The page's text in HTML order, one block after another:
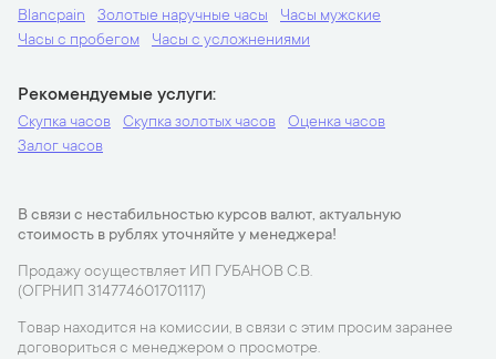
Blancpain Золотые наручные часы
Часы мужские
Часы с пробегом
Часы с усложнениями
Рекомендуемые услуги
Скупка часов Скупка золотых часов
Оценка часов
Залог часов
В связи с нестабильностью курсов валют, актуальную
стоимость в рублях уточняйте у менеджера!
Продажу осуществляет ИП ГУБАНОВ С.В.
(ОГРНИП 314774601701117)
Товар находится на комиссии, в связи с этим просим заранее
договориться с менеджером о просмотре.